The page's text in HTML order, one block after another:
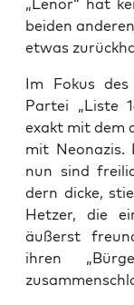
„Len­or“ hat
bei­den
etwas
Im Fokus des
Par­tei „Lis­te
exakt mit dem
mit Neo­na­zis.
nun sind
dern dicke,
Het­zer, die
äußerst
ihren